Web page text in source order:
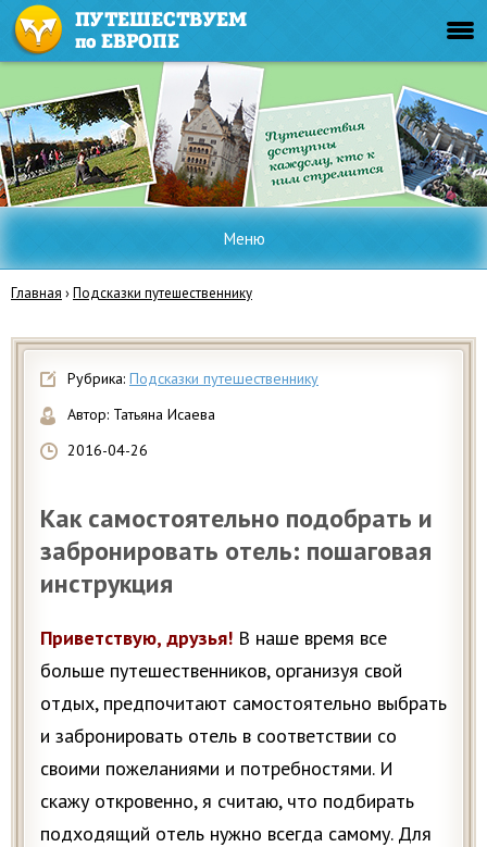
Меню
Главная ›Подсказки путешественнику
Рубрика: Подсказки путешественнику
Автор: Татьяна Исаева
2016-04-26
Как самостоятельно подобрать и
забронировать отель: пошаговая
инструкция
Приветствую, друзья! В наше время все
больше путешественников, организуя свой
отдых, предпочитают самостоятельно выбрать
и забронировать отель в соответствии со
своими пожеланиями и потребностями. И
скажу откровенно, я считаю, что подбирать
подходящий отель нужно всегда самому. Для